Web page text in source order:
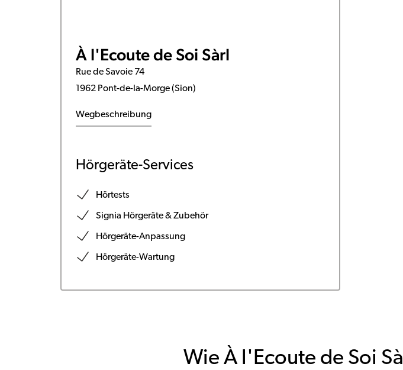
À l'Ecoute de Soi Sàrl
Rue de Savoie 74
1962 Pont-de-la-Morge (Sion)
Wegbeschreibung
Hörgeräte-Services
Hörtests
Signia Hörgeräte & Zubehör
Hörgeräte-Anpassung
Hörgeräte-Wartung
Wie À l'Ecoute de Soi